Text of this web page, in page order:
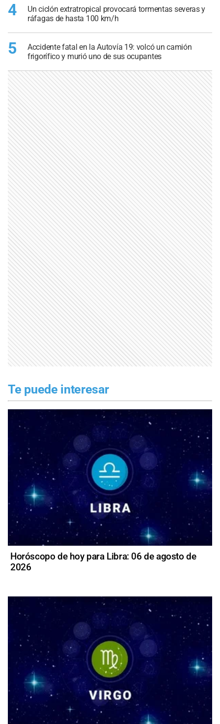
4
Un ciclón extratropical provocará tormentas severas y
ráfagas de hasta 100 km/h
5
Accidente fatal en la Autovía 19: volcó un camión
frigorífico y murió uno de sus ocupantes
Te puede interesar
Horóscopo de hoy para Libra: 06 de agosto de
2026